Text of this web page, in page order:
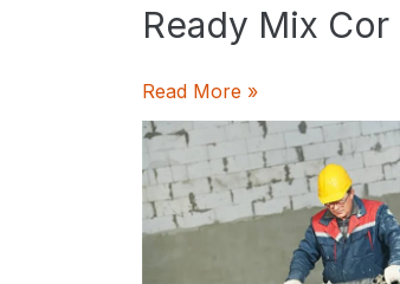
Ready Mix Cor
Ready
Mix
Beton
Read More »